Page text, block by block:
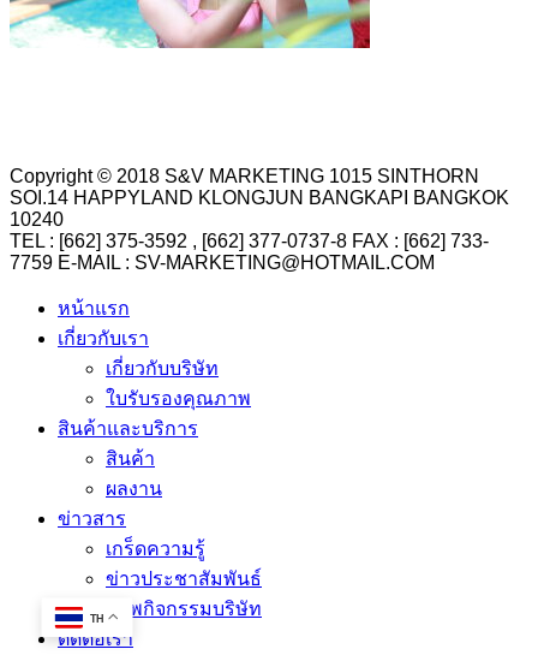
Copyright © 2018 S&V MARKETING 1015 SINTHORN
SOI.14 HAPPYLAND KLONGJUN BANGKAPI BANGKOK
10240
TEL : [662] 375-3592 , [662] 377-0737-8 FAX : [662] 733-
7759 E-MAIL : SV-MARKETING@HOTMAIL.COM
หน้าแรก
เกี่ยวกับเรา
เกี่ยวกับบริษัท
ใบรับรองคุณภาพ
สินค้าและบริการ
สินค้า
ผลงาน
ข่าวสาร
เกร็ดความรู้
ข่าวประชาสัมพันธ์
ภาพกิจกรรมบริษัท
ติดต่อเรา
TH